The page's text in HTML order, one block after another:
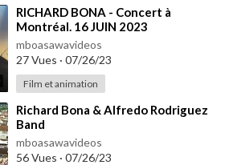
⁣RICHARD BONA - Concert à
Montréal. 16 JUIN 2023
mboasawavideos
27 Vues · 07/26/23
Film et animation
⁣Richard Bona & Alfredo Rodriguez
Band
mboasawavideos
56 Vues · 07/26/23